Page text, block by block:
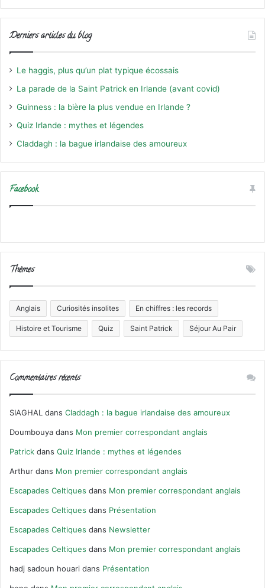
Derniers articles du blog
Le haggis, plus qu’un plat typique écossais
La parade de la Saint Patrick en Irlande (avant covid)
Guinness : la bière la plus vendue en Irlande ?
Quiz Irlande : mythes et légendes
Claddagh : la bague irlandaise des amoureux
Facebook
Thèmes
Anglais Curiosités insolites En chiffres : les records
Histoire et Tourisme Quiz Saint Patrick Séjour Au Pair
Commentaires récents
SIAGHAL dans Claddagh : la bague irlandaise des amoureux
Doumbouya dans Mon premier correspondant anglais
Patrick dans Quiz Irlande : mythes et légendes
Arthur dans Mon premier correspondant anglais
Escapades Celtiques dans Mon premier correspondant anglais
Escapades Celtiques dans Présentation
Escapades Celtiques dans Newsletter
Escapades Celtiques dans Mon premier correspondant anglais
hadj sadoun houari dans Présentation